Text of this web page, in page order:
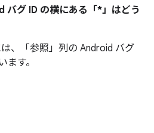
バグ ID の横にある「*」はどう
、「参照」 列の Android バグ
す。